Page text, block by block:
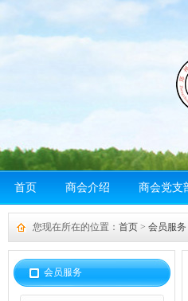
首页 商会介绍 商会党支
您现在所在的位置： 首页 > 会员服务
会员服务